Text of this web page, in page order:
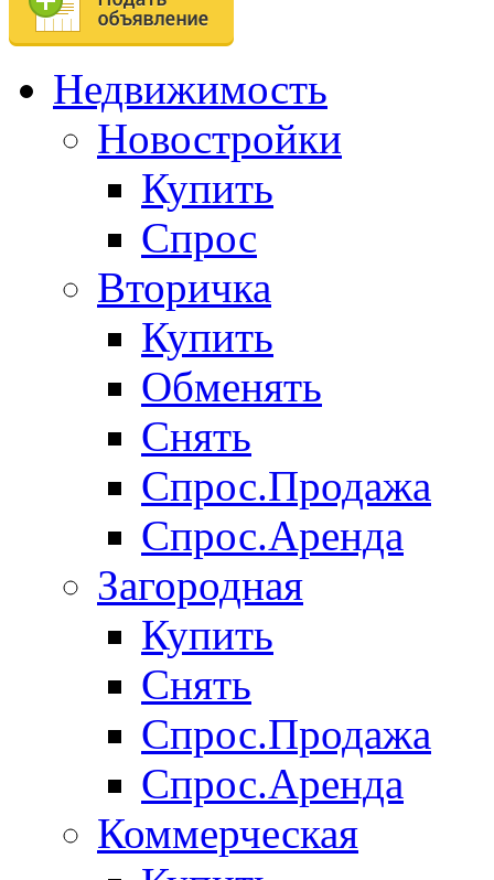
Недвижимость
Новостройки
Купить
Спрос
Вторичка
Купить
Обменять
Снять
Спрос.Продажа
Спрос.Аренда
Загородная
Купить
Снять
Спрос.Продажа
Спрос.Аренда
Коммерческая